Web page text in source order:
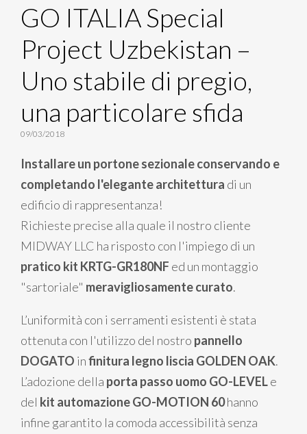
GO ITALIA Special
Project Uzbekistan –
Uno stabile di pregio,
una particolare sfida
09/03/2018
Installare un portone sezionale conservando e
completando l'elegante architettura di un
edificio di rappresentanza!
Richieste precise alla quale il nostro cliente
MIDWAY LLC ha risposto con l'impiego di un
pratico kit KRTG-GR180NF ed un montaggio
"sartoriale" meravigliosamente curato.
L’uniformità con i serramenti esistenti è stata
ottenuta con l'utilizzo del nostro pannello
DOGATO infinitura legno liscia GOLDEN OAK.
L’adozione della porta passo uomo GO-LEVELe
del kit automazione GO-MOTION 60hanno
infine garantito la comoda accessibilità senza